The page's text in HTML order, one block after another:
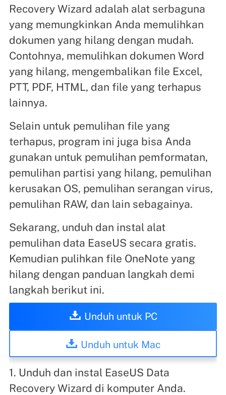
Recovery Wizard adalah alat serbaguna
yang memungkinkan Anda memulihkan
dokumen yang hilang dengan mudah.
Contohnya, memulihkan dokumen Word
yang hilang, mengembalikan file Excel,
PTT, PDF, HTML, dan file yang terhapus
lainnya.
Selain untuk pemulihan file yang
terhapus, program ini juga bisa Anda
gunakan untuk pemulihan pemformatan,
pemulihan partisi yang hilang, pemulihan
kerusakan OS, pemulihan serangan virus,
pemulihan RAW, dan lain sebagainya.
Sekarang, unduh dan instal alat
pemulihan data EaseUS secara gratis.
Kemudian pulihkan file OneNote yang
hilang dengan panduan langkah demi
langkah berikut ini.
Unduh untuk PC
Unduh untuk Mac
1. Unduh dan instal EaseUS Data
Recovery Wizard di komputer Anda.